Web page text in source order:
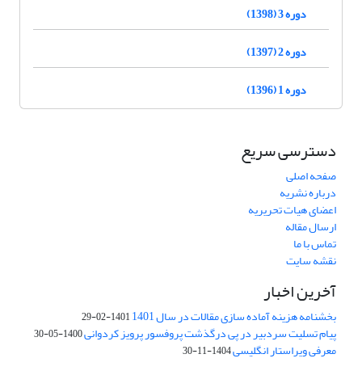
دوره 3 (1398)
دوره 2 (1397)
دوره 1 (1396)
دسترسی سریع
صفحه اصلی
درباره نشریه
اعضای هیات تحریریه
ارسال مقاله
تماس با ما
نقشه سایت
آخرین اخبار
بخشنامه هزینه آماده سازی مقالات در سال 1401 1401-02-29
پیام تسلیت سردبیر در پی درگذشت پروفسور پرویز کردوانی1400-05-30
معرفی ویراستار انگلیسی1404-11-30